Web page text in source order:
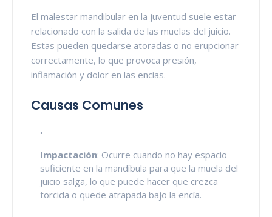
El malestar mandibular en la juventud suele estar
relacionado con la salida de las muelas del juicio.
Estas pueden quedarse atoradas o no erupcionar
correctamente, lo que provoca presión,
inflamación y dolor en las encías.
Causas Comunes
Impactación: Ocurre cuando no hay espacio
suficiente en la mandíbula para que la muela del
juicio salga, lo que puede hacer que crezca
torcida o quede atrapada bajo la encía.